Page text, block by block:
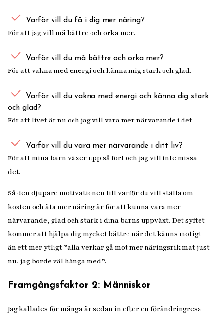
Varför vill du få i dig mer näring?
För att jag vill må bättre och orka mer.
Varför vill du må bättre och orka mer?
För att vakna med energi och känna mig stark och glad.
Varför vill du vakna med energi och känna dig stark
och glad?
För att livet är nu och jag vill vara mer närvarande i det.
Varför vill du vara mer närvarande i ditt liv?
För att mina barn växer upp så fort och jag vill inte missa
det.
Så den djupare motivationen till varför du vill ställa om
kosten och äta mer näring är för att kunna vara mer
närvarande, glad och stark i dina barns uppväxt. Det syftet
kommer att hjälpa dig mycket bättre när det känns motigt
än ett mer ytligt ”alla verkar gå mot mer näringsrik mat just
nu, jag borde väl hänga med”.
Framgångsfaktor 2: Människor
Jag kallades för många år sedan in efter en förändringresa